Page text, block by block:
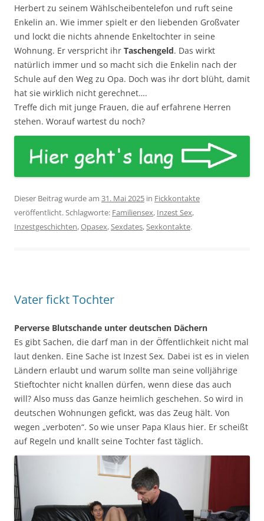
Herbert zu seinem Wählscheibentelefon und ruft seine
Enkelin an. Wie immer spielt er den liebenden Großvater
und lockt die nichts ahnende Enkeltochter in seine
Wohnung. Er verspricht ihr Taschengeld. Das wirkt
natürlich immer und so macht sich die Enkelin nach der
Schule auf den Weg zu Opa. Doch was ihr dort blüht, damit
hat sie wirklich nicht gerechnet….
Treffe dich mit junge Frauen, die auf erfahrene Herren
stehen. Worauf wartest du noch?
Dieser Beitrag wurde am 31. Mai 2025 in Fickkontakte
veröffentlicht. Schlagworte: Familiensex, Inzest Sex,
Inzestgeschichten,Opasex,Sexdates,Sexkontakte.
Vater fickt Tochter
Perverse Blutschande unter deutschen Dächern
Es gibt Sachen, die darf man in der Öffentlichkeit nicht mal
laut denken. Eine Sache ist Inzest Sex. Dabei ist es in vielen
Ländern erlaubt und warum sollte man seine volljährige
Stieftochter nicht knallen dürfen, wenn diese das auch
will? Also muss das Ganze heimlich geschehen. So wird in
deutschen Wohnungen gefickt, was das Zeug hält. Von
wegen „verboten“. So wie unser Papa Klaus hier. Er scheißt
auf Regeln und knallt seine Tochter fast täglich.